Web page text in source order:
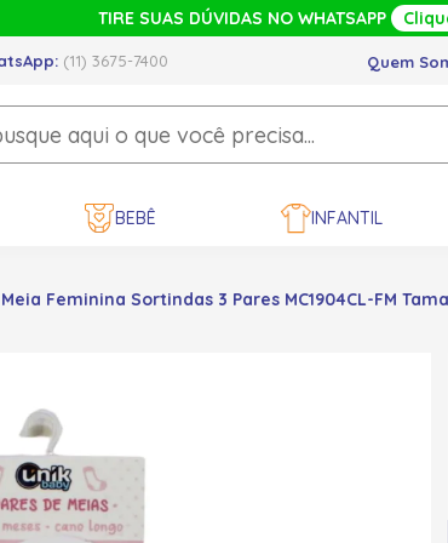
TIRE SUAS DÚVIDAS NO WHATSAPP
(11) 3675-7400 Quem
BEBÊ INFANTIL
Feminina Sortindas 3 Pares MC1904CL-FM